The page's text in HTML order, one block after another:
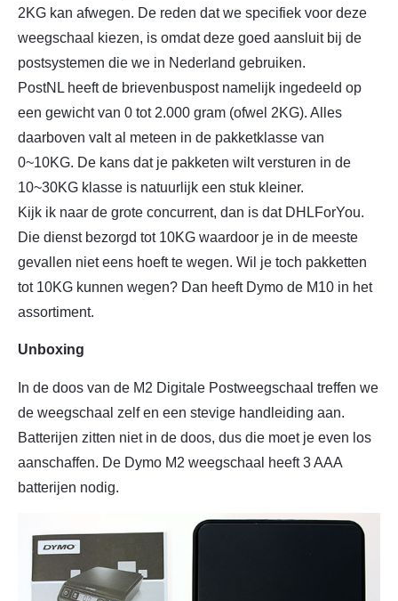
2KG kan afwegen. De reden dat we specifiek voor deze
weegschaal kiezen, is omdat deze goed aansluit bij de
postsystemen die we in Nederland gebruiken.
PostNL heeft de brievenbuspost namelijk ingedeeld op
een gewicht van 0 tot 2.000 gram (ofwel 2KG). Alles
daarboven valt al meteen in de pakketklasse van
0~10KG. De kans dat je pakketen wilt versturen in de
10~30KG klasse is natuurlijk een stuk kleiner.
Kijk ik naar de grote concurrent, dan is dat DHLForYou.
Die dienst bezorgd tot 10KG waardoor je in de meeste
gevallen niet eens hoeft te wegen. Wil je toch pakketten
tot 10KG kunnen wegen? Dan heeft Dymo de M10 in het
assortiment.
Unboxing
In de doos van de M2 Digitale Postweegschaal treffen we
de weegschaal zelf en een stevige handleiding aan.
Batterijen zitten niet in de doos, dus die moet je even los
aanschaffen. De Dymo M2 weegschaal heeft 3 AAA
batterijen nodig.